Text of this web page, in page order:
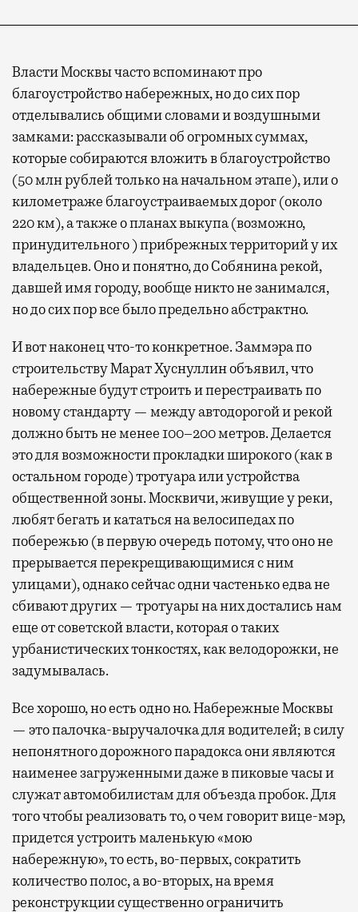
Власти Москвы часто вспоминают про
благоустройство набережных, но до сих пор
отделывались общими словами и воздушными
замками: рассказывали об огромных суммах,
которые собираются вложить в благоустройство
(50 млн рублей только на начальном этапе), или о
километраже благоустраиваемых дорог (около
220 км), а также о планах выкупа (возможно,
принудительного ) прибрежных территорий у их
владельцев. Оно и понятно, до Собянина рекой,
давшей имя городу, вообще никто не занимался,
но до сих пор все было предельно абстрактно.
И вот наконец что-то конкретное. Заммэра по
строительству Марат Хуснуллин объявил, что
набережные будут строить и перестраивать по
новому стандарту — между автодорогой и рекой
должно быть не менее 100–200 метров. Делается
это для возможности прокладки широкого (как в
остальном городе) тротуара или устройства
общественной зоны. Москвичи, живущие у реки,
любят бегать и кататься на велосипедах по
побережью (в первую очередь потому, что оно не
прерывается перекрещивающимися с ним
улицами), однако сейчас одни частенько едва не
сбивают других — тротуары на них достались нам
еще от советской власти, которая о таких
урбанистических тонкостях, как велодорожки, не
задумывалась.
Все хорошо, но есть одно но. Набережные Москвы
— это палочка-выручалочка для водителей; в силу
непонятного дорожного парадокса они являются
наименее загруженными даже в пиковые часы и
служат автомобилистам для объезда пробок. Для
того чтобы реализовать то, о чем говорит вице-мэр,
придется устроить маленькую «мою
набережную», то есть, во-первых, сократить
количество полос, а во-вторых, на время
реконструкции существенно ограничить